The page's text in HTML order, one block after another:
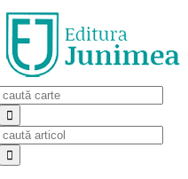
Skip
to
content